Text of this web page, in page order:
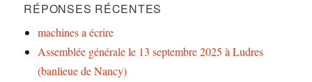
RÉPONSES RÉCENTES
machines a écrire
Assemblée générale le 13 septembre 2025 à Ludres
(banlieue de Nancy)